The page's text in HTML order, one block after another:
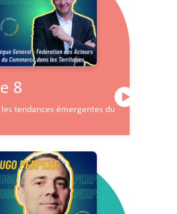
8
les tendances émergentes du commerce en